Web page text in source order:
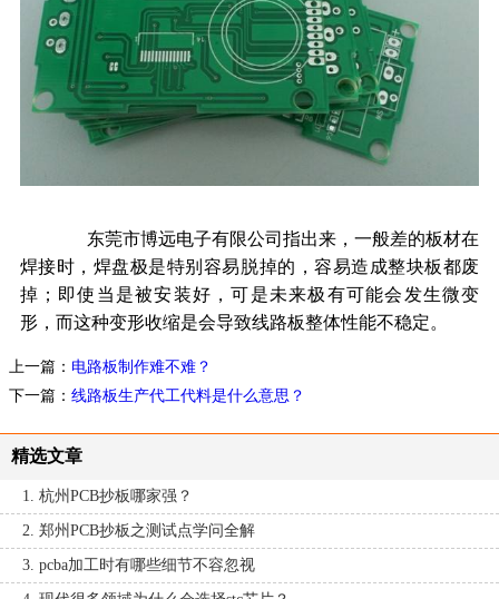
东莞市博远电子有限公司指出来，一般差的板材在
焊接时，焊盘极是特别容易脱掉的，容易造成整块板都废
掉；即使当是被安装好，可是未来极有可能会发生微变
形，而这种变形收缩是会导致线路板整体性能不稳定。
上一篇： 电路板制作难不难？
下一篇： 线路板生产代工代料是什么意思？
精选文章
1. 杭州PCB抄板哪家强？
2. 郑州PCB抄板之测试点学问全解
3. pcba加工时有哪些细节不容忽视